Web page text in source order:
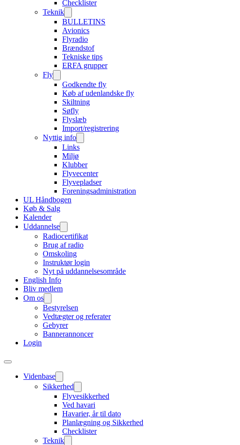
Checklister
Teknik
BULLETINS
Avionics
Flyradio
Brændstof
Tekniske tips
ERFA grupper
Fly
Godkendte fly
Køb af udenlandske fly
Skiltning
Søfly
Flyslæb
Import/registrering
Nyttig info
Links
Miljø
Klubber
Flyvecenter
Flyvepladser
Foreningsadministration
UL Håndbogen
Køb & Salg
Kalender
Uddannelse
Radiocertifikat
Brug af radio
Omskoling
Instruktør login
Nyt på uddannelsesområde
English Info
Bliv medlem
Om os
Bestyrelsen
Vedtægter og referater
Gebyrer
Bannerannoncer
Login
Videnbase
Sikkerhed
Flyvesikkerhed
Ved havari
Havarier, år til dato
Planlægning og Sikkerhed
Checklister
Teknik